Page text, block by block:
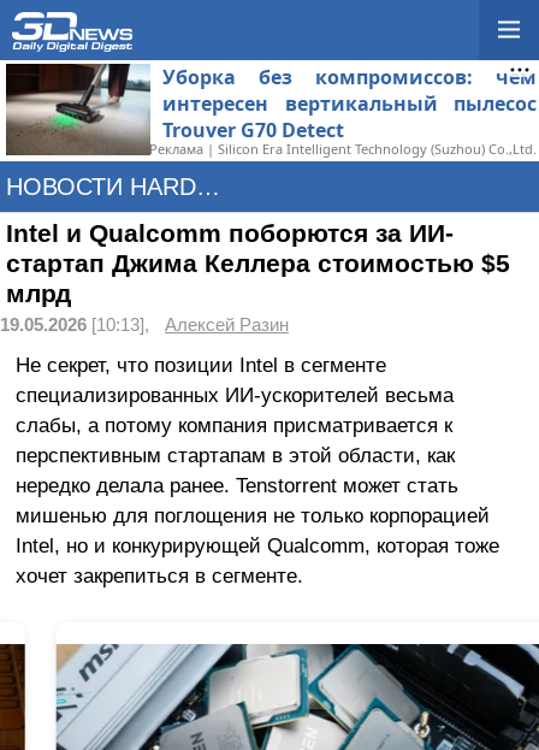
Уборка без компромиссов: чем
интересен вертикальный пылесос
Trouver G70 Detect
Реклама | Silicon Era Intelligent Technology (Suzhou) Co.,Ltd.
НОВОСТИ HARDWARE
Intel и Qualcomm поборются за ИИ-
стартап Джима Келлера стоимостью $5
млрд
19.05.2026 [10:13], Алексей Разин
Не секрет, что позиции Intel в сегменте
специализированных ИИ-ускорителей весьма
слабы, а потому компания присматривается к
перспективным стартапам в этой области, как
нередко делала ранее. Tenstorrent может стать
мишенью для поглощения не только корпорацией
Intel, но и конкурирующей Qualcomm, которая тоже
хочет закрепиться в сегменте.